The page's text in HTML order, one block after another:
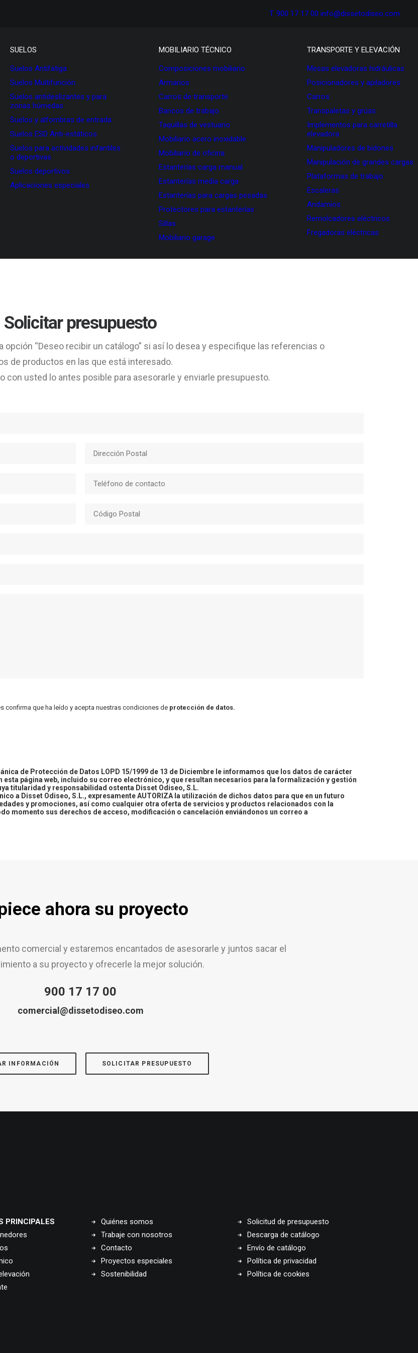
T. 900 17 17 00 info@dissetodiseo.com
SUELOS
Suelos Antifatiga
Suelos Multifunción
Suelos antideslizantes y para
zonas húmedas
Suelos y alfombras de entrada
Suelos ESD Anti-estáticos
Suelos para actividades infantiles
o deportivas
Suelos deportivos
Aplicaciones especiales
MOBILIARIO TÉCNICO
Composiciones mobiliario
Armarios
Carros de transporte
Bancos de trabajo
Taquillas de vestuario
Mobiliario acero inoxidable
Mobiliario de oficina
Estanterías carga manual
Estanterías media carga
Estanterías para cargas pesadas
Protectores para estanterías
Sillas
Mobiliario garage
TRANSPORTE Y ELEVACIÓN
Mesas elevadoras hidráulicas
Posicionadores y apiladores
Carros
Transpaletas y grúas
Implementos para carretilla
elevadora
Manipuladores de bidones
Manipulación de grandes cargas
Plataformas de trabajo
Escaleras
Andamios
Remolcadores eléctricos
Fregadoras eléctricas
Solicitar presupuesto
“Deseo recibir un catálogo” si así lo desea y especifique las referencias o
de productos en las que está interesado.
con usted lo antes posible para asesorarle y enviarle presupuesto.
confirma que ha leído y acepta nuestras condiciones de protección de datos.
de Protección de Datos LOPD 15/1999 de 13 de Diciembre le informamos que los datos de carácter
página web, incluido su correo electrónico, y que resultan necesarios para la formalización y gestión
titularidad y responsabilidad ostenta Disset Odiseo, S.L.
a Disset Odiseo, S.L., expresamente AUTORIZA la utilización de dichos datos para que en un futuro
y promociones, así como cualquier otra oferta de servicios y productos relacionados con la
momento sus derechos de acceso, modificación o cancelación enviándonos un correo a
ahora su proyecto
comercial y estaremos encantados de asesorarle y juntos sacar el
a su proyecto y ofrecerle la mejor solución.
900 17 17 00
comercial@dissetodiseo.com
INFORMACIÓN SOLICITAR PRESUPUESTO
PRINCIPALES
Quiénes somos
Trabaje con nosotros
Contacto
Proyectos especiales
Sostenibilidad
Solicitud de presupuesto
Descarga de catálogo
Envío de catálogo
Política de privacidad
Política de cookies